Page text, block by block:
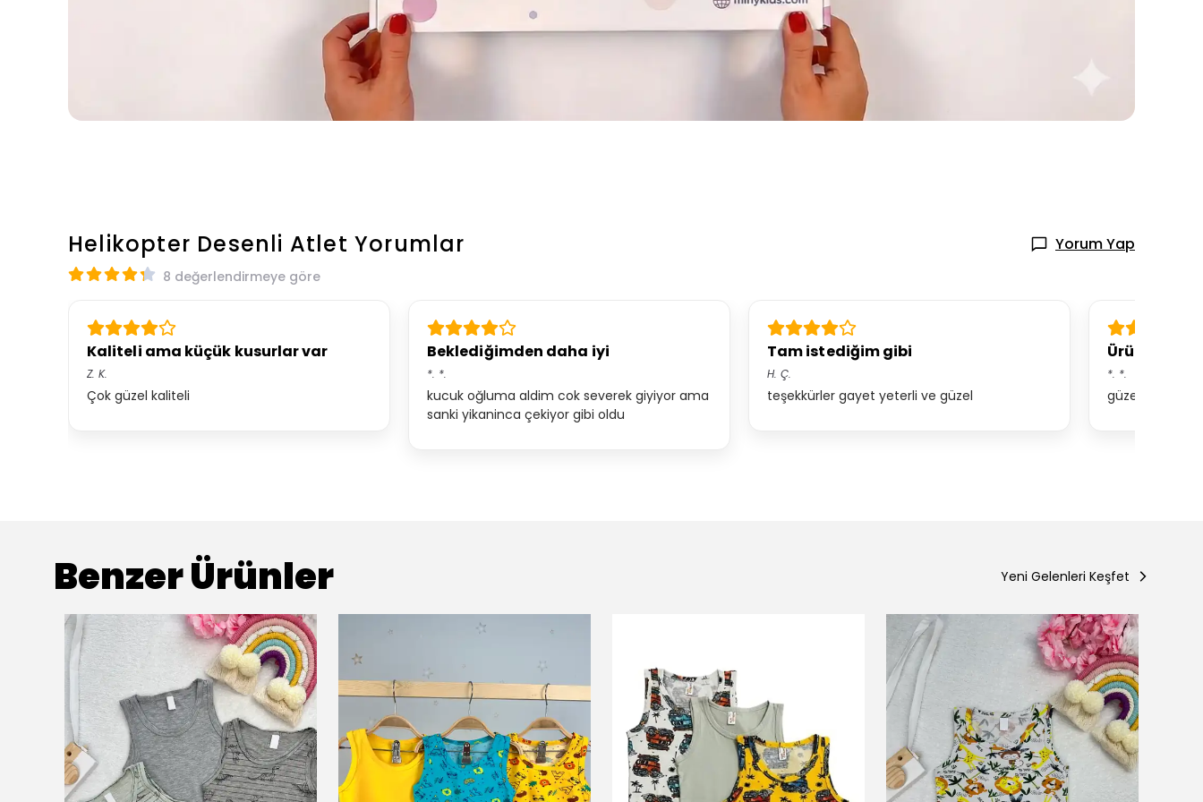
Helikopter Desenli Atlet Yorumlar Yorum Yap
8 değerlendirmeye göre
Kaliteli ama küçük kusurlar var
Z. K.
Çok güzel kaliteli
Beklediğimden daha iyi
*. *.
kucuk oğluma aldim cok severek giyiyor ama
sanki yikaninca çekiyor gibi oldu
Tam istediğim gibi
H. Ç.
teşekkürler gayet yeterli ve güzel
Ürün güzel
*. *.
güzel geldi
Benzer Ürünler Yeni Gelenleri Keşfet